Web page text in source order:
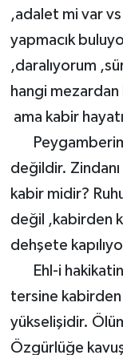
,adalet mi var
yapmacık
,daralıyorum
hangi
ama kabir
değildir. Zindanı
kabir midir?
değil ,kabirden
dehşete
Ehl-i hakikatin
tersine kabirden
yükselişidir.
Özgürlüğe